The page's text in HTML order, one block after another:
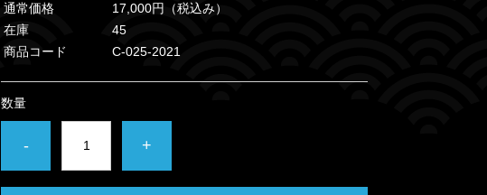
通常価格
17,000円 （税込み）
在庫
45
商品コード
C-025-2021
数量
- +